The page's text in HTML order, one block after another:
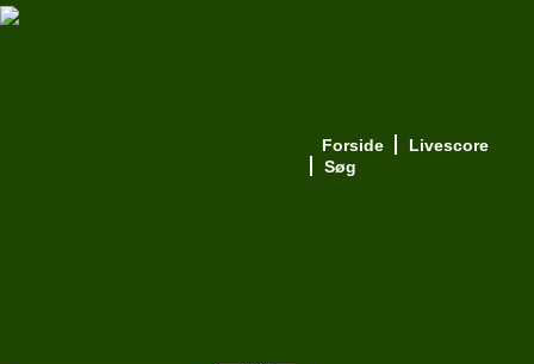
Forside
Livescore
Søg